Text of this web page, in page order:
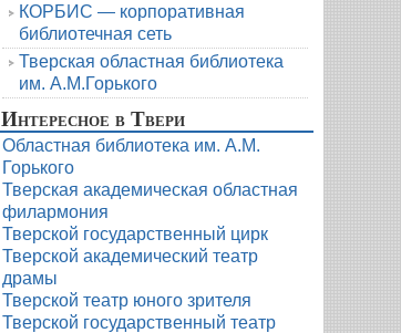
КОРБИС — корпоративная
библиотечная сеть
Тверская областная библиотека
им. А.М.Горького
Интересное в Твери
Областная библиотека им. А.М.
Горького
Тверская академическая областная
филармония
Тверской государственный цирк
Тверской академический театр
драмы
Тверской театр юного зрителя
Тверской государственный театр